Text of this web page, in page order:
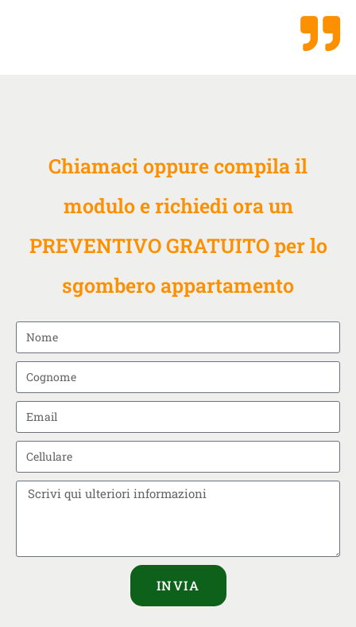
Chiamaci oppure compila il
modulo e richiedi ora un
PREVENTIVO GRATUITO per lo
sgombero appartamento
INVIA